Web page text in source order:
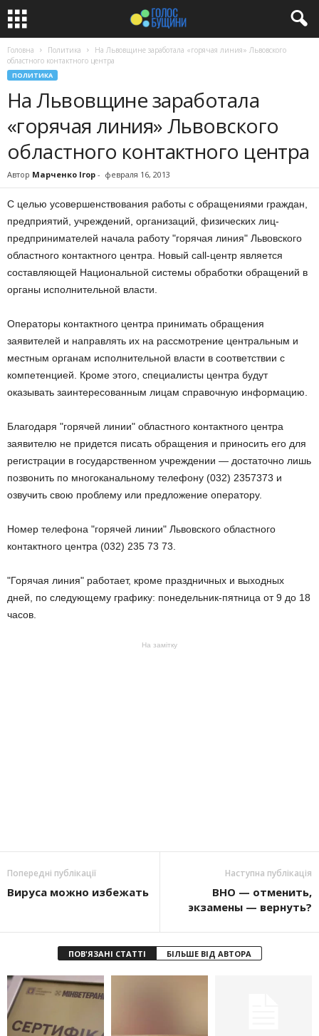
Головна Политика
На Львовщине заработала «горячая линия» Львовского
областного контактного центра
ПОЛИТИКА
На Львовщине заработала
«горячая линия» Львовского
областного контактного центра
Автор Марченко Ігор - февраля 16, 2013
С целью усовершенствования работы с обращениями граждан
предприятий учреждений организаций физических лиц-
предпринимателей начала работу "горячая линия" Львовского
областного контактного центра. Новый call-центр является
составляющей Национальной системы обработки обращений в
органы исполнительной власти.
Операторы контактного центра принимать обращения
заявителей и направлять их на рассмотрение центральным и
местным органам исполнительной власти в соответствии с
компетенцией.
Кроме этого специалисты центра будут
оказывать заинтересованным лицам справочную информацию.
Благодаря "горячей линии" областного контактного центра
заявителю не придется писать обращения и приносить его для
регистрации в государственном учреждении — достаточно лишь
позвонить по многоканальному телефону (032) 2357373 и
озвучить свою проблему или предложение оператору.
Номер телефона "горячей линии" Львовского областного
контактного центра (032) 235 73 73
"Горячая линия" работает, кроме праздничных и выходных
дней
по следующему графику: понедельник-пятница от 9 до 18
часов.
На замітку
Попередні публікації
Вируса можно избежать
Наступна публікація
ВНО — отменить,
экзамены — вернуть?
ПОВ'ЯЗАНІ СТАТТІ БІЛЬШЕ ВІД АВТОРА